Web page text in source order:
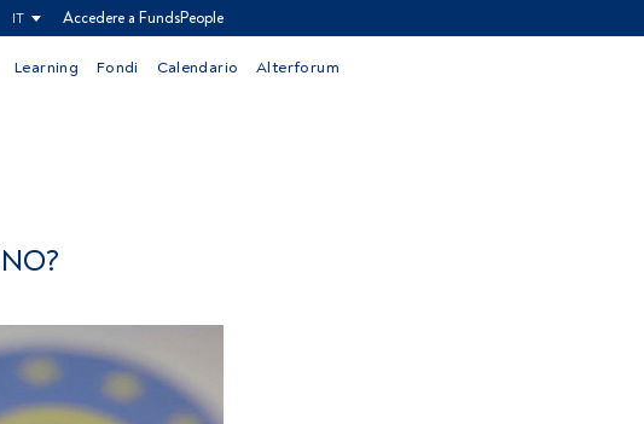
IT Accedere a FundsPeople
Learning Fondi Calendario Alterforum